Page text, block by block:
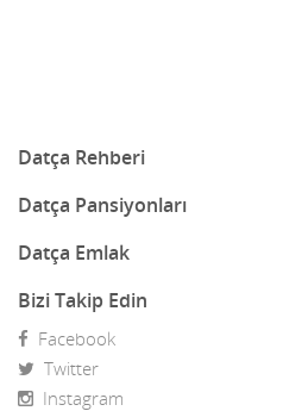
Dekorasyon
Demir Doğrama
Dergiler
Diğer Ürünler
Direk Sahibinden Emlak
Diş Doktorları
Datça Rehberi
Datça Pansiyonları
Datça Emlak
Bizi Takip Edin
Facebook
Twitter
Instagram